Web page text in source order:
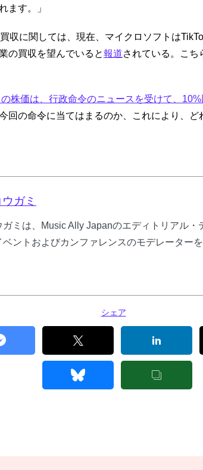
ます。」
収に関しては、現在、マイクロソフトは
の買収を望んでいると報道されている。こち
株価は、行政命令のニュースを受けて、
回の命令に当てはまるのか、これにより、
ガミ
ガミは、Music Ally Japanのエディトリアル
ントおよびカンファレンスのモデレーターを
シェア